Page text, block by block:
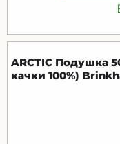
ARCTIC Подушка
качки 100%)